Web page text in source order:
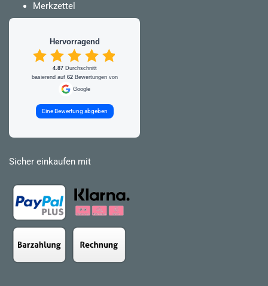
Merkzettel
Hervorragend
4.87Durchschnitt
basierend auf 62Bewertungen von
Google
Eine Bewertung abgeben
Sicher einkaufen mit